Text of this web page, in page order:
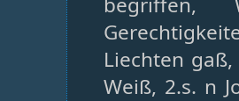
Liechten
Weiß, 2.s. n